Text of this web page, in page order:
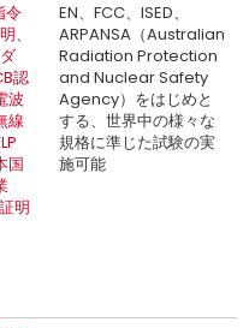
令
、
認
波
線
国
明
EN、FCC、ISED、
ARPANSA（Australian
Radiation Protection
and Nuclear Safety
Agency）をはじめと
する、世界中の様々な
規格に準じた試験の実
施可能